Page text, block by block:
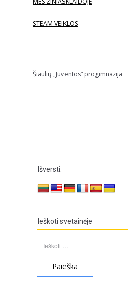
STEAM VEIKLOS
Šiaulių „Juventos“ progimnazija
Išversti:
Ieškoti svetainėje